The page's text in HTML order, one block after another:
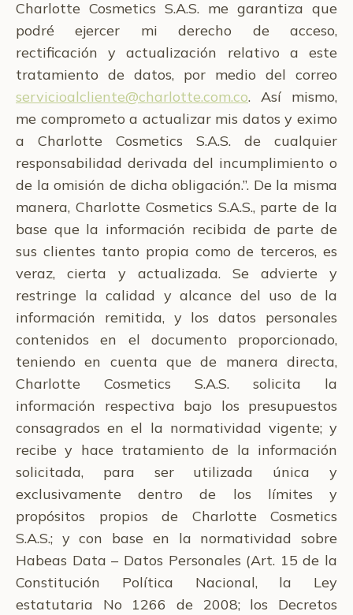
Charlotte Cosmetics S.A.S. me garantiza que
podré ejercer mi derecho de acceso,
rectificación y actualización relativo a este
tratamiento de datos, por medio del correo
servicioalcliente@charlotte.com.co. Así mismo,
me comprometo a actualizar mis datos y eximo
a Charlotte Cosmetics S.A.S. de cualquier
responsabilidad derivada del incumplimiento o
de la omisión de dicha obligación.”. De la misma
manera, Charlotte Cosmetics S.A.S., parte de la
base que la información recibida de parte de
sus clientes tanto propia como de terceros, es
veraz, cierta y actualizada. Se advierte y
restringe la calidad y alcance del uso de la
información remitida, y los datos personales
contenidos en el documento proporcionado,
teniendo en cuenta que de manera directa,
Charlotte Cosmetics S.A.S. solicita la
información respectiva bajo los presupuestos
consagrados en el la normatividad vigente; y
recibe y hace tratamiento de la información
solicitada, para ser utilizada única y
exclusivamente dentro de los límites y
propósitos propios de Charlotte Cosmetics
S.A.S.; y con base en la normatividad sobre
Habeas Data – Datos Personales (Art. 15 de la
Constitución Política Nacional, la Ley
estatutaria No 1266 de 2008; los Decretos